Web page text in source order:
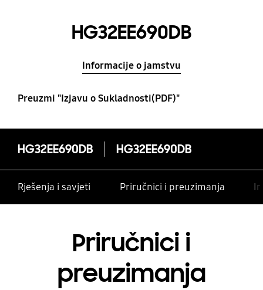
HG32EE690DB
Informacije o jamstvu
Preuzmi "Izjavu o Sukladnosti(PDF)"
HG32EE690DB HG32EE690DB
Rješenja i savjeti Priručnici i preuzimanja
Priručnici i
preuzimanja